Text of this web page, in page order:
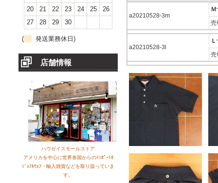
20
21 22 23 24 25
26
27
28 29 30
( 発送業務休日)
店舗情報
ハウゼイスモールストア
アメリカを中心に世界各国からのｲﾝﾎﾟｰﾄｶ
ｼﾞｭｱﾙｳｪｱ・輸入雑貨などを取り扱っていま
す。
a20210528-3m
売
a20210528-3l
売